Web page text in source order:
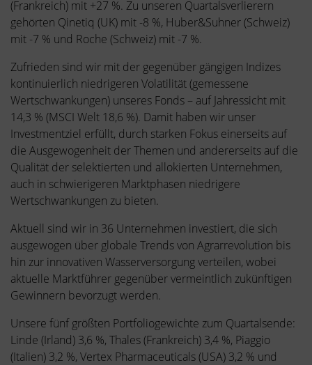
(Frankreich) mit +27 %. Zu unseren Quartalsverlierern
gehörten Qinetiq (UK) mit -8 %, Huber&Suhner (Schweiz)
mit -7 % und Roche (Schweiz) mit -7 %.
Zufrieden sind wir mit der gegenüber gängigen Indizes
kontinuierlich niedrigeren Volatilität (gemessene
Wertschwankungen) unseres Fonds – auf Jahressicht mit
14,3 % (MSCI Welt 18,6 %). Damit haben wir unser
Investmentziel erfüllt, durch starken Fokus einerseits auf
die Ausgewogenheit der Themen und andererseits auf die
Qualität der selektierten und allokierten Unternehmen,
auch in schwierigeren Marktphasen niedrigere
Wertschwankungen zu bieten.
Aktuell sind wir in 36 Unternehmen investiert, die sich
ausgewogen über globale Trends von Agrarrevolution bis
hin zur innovativen Wasserversorgung verteilen, wobei
aktuelle Marktführer gegenüber vermeintlich zukünftigen
Gewinnern bevorzugt werden.
Unsere fünf größten Portfoliogewichte zum Quartalsende:
Linde (Irland) 3,6 %, Thales (Frankreich) 3,4 %, Piaggio
(Italien) 3,2 %, Vertex Pharmaceuticals (USA) 3,2 % und